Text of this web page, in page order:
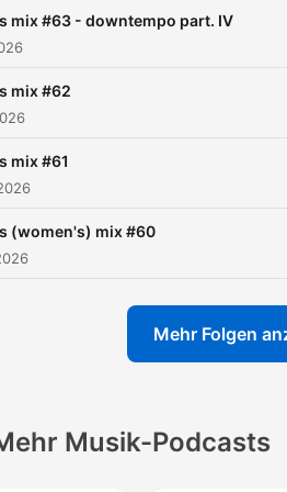
un
mix #63 - downtempo part. IV
mix #62
mix #61
(women's) mix #60
Mehr Folgen
Musik-Podcasts